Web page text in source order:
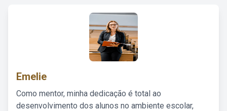
Emelie
Como mentor, minha dedicação é total ao
desenvolvimento dos alunos no ambiente escolar,